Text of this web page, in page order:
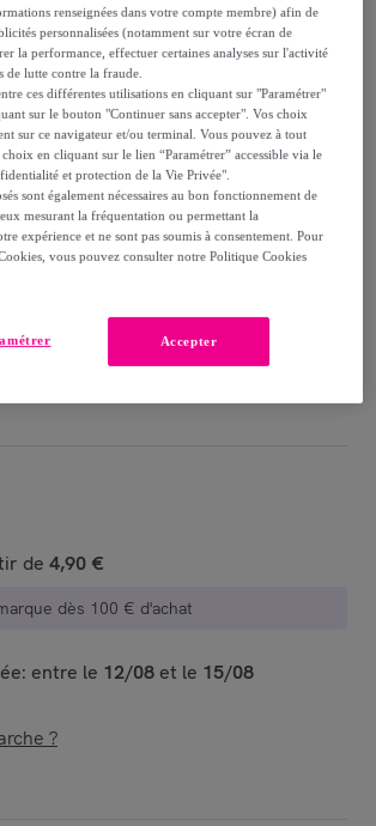
de votre ancien produit,
de 4,90 €
dès 100 € d'achat
entre le 12/08 et le 15/08
?
renseignées dans votre compte membre) afin de
personnalisées (notamment sur votre écran de
la performance, effectuer certaines analyses sur l'activité
de lutte contre la fraude.
ces différentes utilisations en cliquant sur "Paramétrer"
sur le bouton "Continuer sans accepter". Vos choix
sur ce navigateur et/ou terminal. Vous pouvez à tout
en cliquant sur le lien “Paramétrer” accessible via le
et protection de la Vie Privée".
sont également nécessaires au bon fonctionnement de
mesurant la fréquentation ou permettant la
expérience et ne sont pas soumis à consentement. Pour
vous pouvez consulter notre Politique Cookies
Accepter